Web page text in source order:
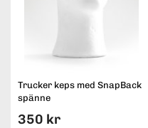
Trucker keps med SnapBack
spänne
350 kr